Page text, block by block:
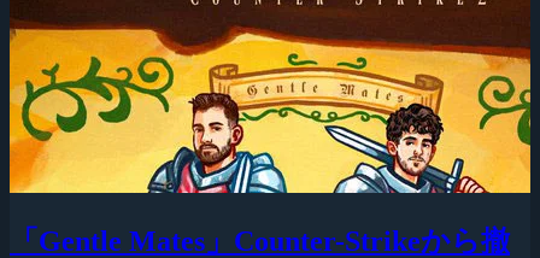
「Gentle Mates」Counter-Strikeから撤